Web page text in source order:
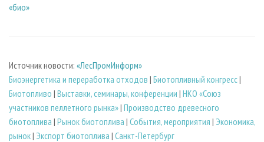
«био»
Источник новости: «ЛесПромИнформ»
Биoэнергетика и переработка отходов | Биотопливный конгресс|
Биотопливо | Выставки, семинары, конференции | НКО «Союз
участников пеллетного рынка»| Производство древесного
биотоплива | Рынок биотоплива | События, мероприятия | Экономика,
рынок| Экспорт биотоплива | Санкт-Петербург